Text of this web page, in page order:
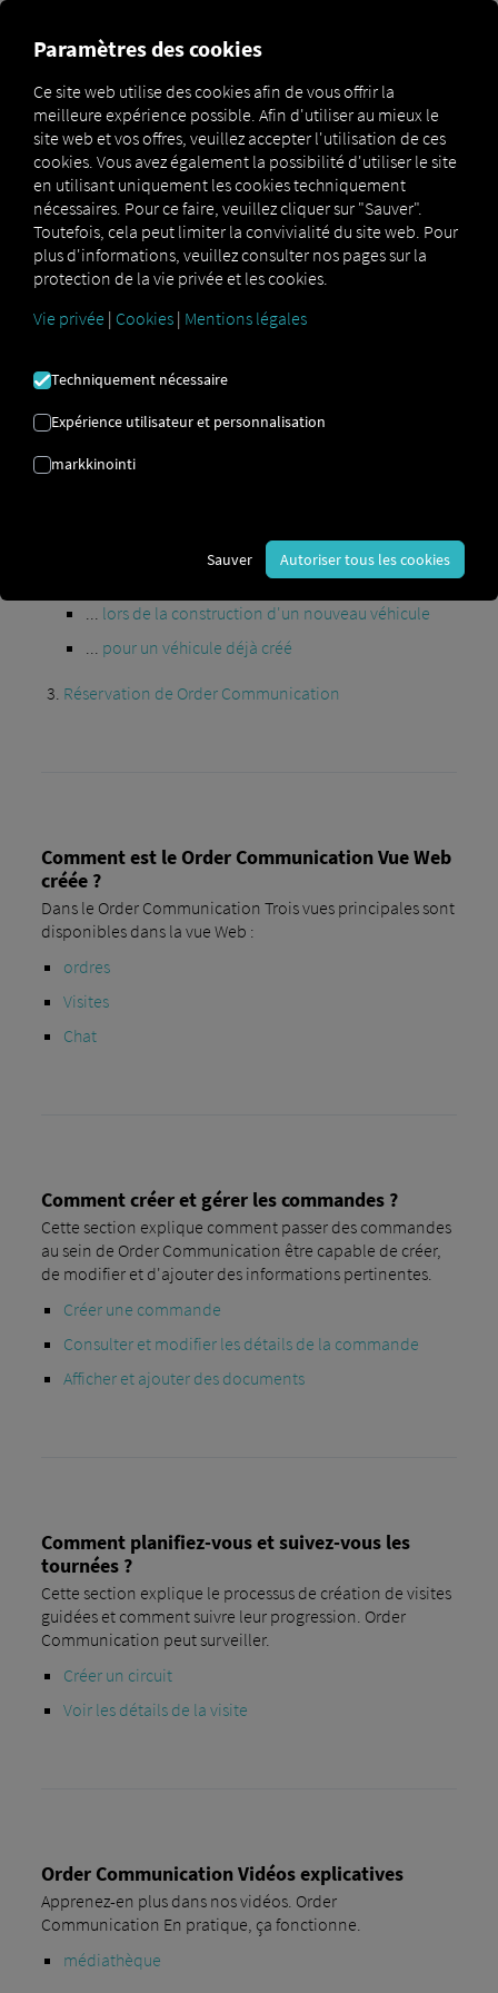
MANUEL
D'UTILISATION
Ce manuel explique la configuration et l'utilisation de
Order Communication , afin de gérer efficacement les
commandes, de planifier les tournées et d'optimiser la
communication entre le service de répartition et les
chauffeurs.
Ce qu'il faut pour Order Communication utiliser
?
Inscription sur le RIO plate-forme
Créer un compte de connexion véhicule...
... lors de la construction d'un nouveau véhicule
... pour un véhicule déjà créé
Réservation de Order Communication
Comment est le Order Communication Vue Web
créée ?
Dans le Order Communication Trois vues principales sont
disponibles dans la vue Web :
ordres
Visites
Chat
Comment créer et gérer les commandes ?
Cette section explique comment passer des commandes
au sein de Order Communication être capable de créer,
de modifier et d'ajouter des informations pertinentes.
Créer une commande
Consulter et modifier les détails de la commande
Afficher et ajouter des documents
Comment planifiez-vous et suivez-vous les
tournées ?
Cette section explique le processus de création de visites
guidées et comment suivre leur progression. Order
Communication peut surveiller.
Créer un circuit
Voir les détails de la visite
Order Communication Vidéos explicatives
Apprenez-en plus dans nos vidéos. Order
Communication En pratique, ça fonctionne.
médiathèque
Paramètres des cookies
Ce site web utilise des cookies afin de vous offrir la
meilleure expérience possible. Afin d'utiliser au mieux le
site web et vos offres, veuillez accepter l'utilisation de ces
cookies. Vous avez également la possibilité d'utiliser le site
en utilisant uniquement les cookies techniquement
nécessaires. Pour ce faire, veuillez cliquer sur "Sauver".
Toutefois, cela peut limiter la convivialité du site web. Pour
plus d'informations, veuillez consulter nos pages sur la
protection de la vie privée et les cookies.
Vie privée | Cookies | Mentions légales
Techniquement nécessaire
Expérience utilisateur et personnalisation
markkinointi
Sauver Autoriser tous les cookies